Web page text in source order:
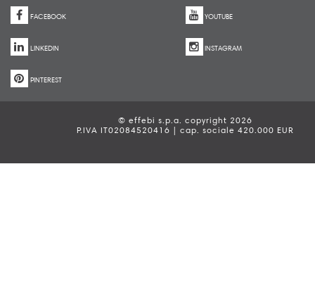
FACEBOOK YOUTUBE
LINKEDIN INSTAGRAM
PINTEREST
© effebi s.p.a. copyright 2026
P.IVA IT02084520416 | cap. sociale 420.000 EUR